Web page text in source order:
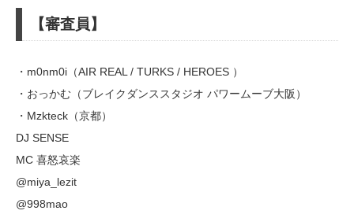
【審査員】
・m0nm0i（AIR REAL / TURKS / HEROES ）
・おっかむ（ブレイクダンススタジオ パワームーブ大阪）
・Mzkteck（京都）
DJ SENSE
MC 喜怒哀楽
@miya_lezit
@998mao